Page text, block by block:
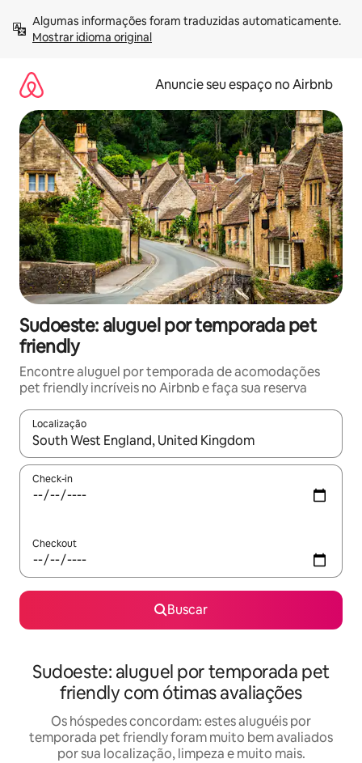
para
Mostrar idioma original
Anuncie seu espaço no Airbnb
Sudoeste: aluguel por temporada pet
friendly
Encontre aluguel por temporada de acomodações
pet friendly incríveis no Airbnb e faça sua reserva
Localização
Quando os resultados estiverem disponíveis, explore-os
Check-in
Checkout
Buscar
Sudoeste: aluguel por temporada pet
friendly com ótimas avaliações
Os hóspedes concordam: estes aluguéis por
temporada pet friendly foram muito bem avaliados
por sua localização, limpeza e muito mais.